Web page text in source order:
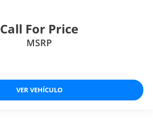
Call For Price
MSRP
VER VEHÍCULO